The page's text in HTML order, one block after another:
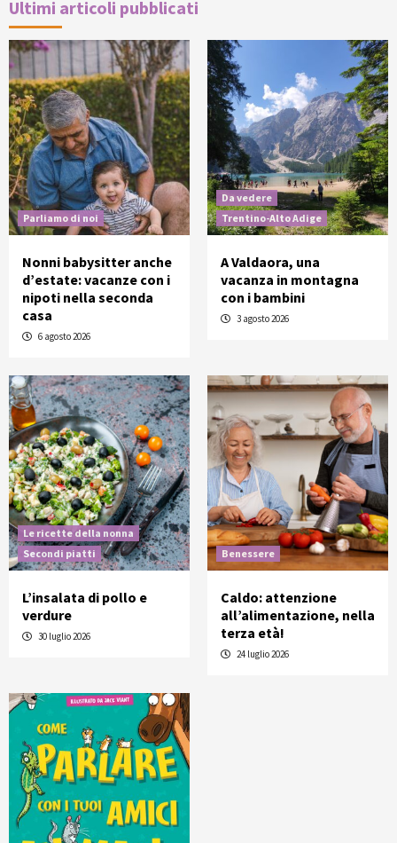
Ultimi articoli pubblicati
Parliamo di noi
Nonni babysitter anche
d’estate: vacanze con i
nipoti nella seconda
casa
6 agosto 2026
Da vedere
Trentino-Alto Adige
A Valdaora, una
vacanza in montagna
con i bambini
3 agosto 2026
Le ricette della nonna
Secondi piatti
L’insalata di pollo e
verdure
30 luglio 2026
Benessere
Caldo: attenzione
all’alimentazione, nella
terza età!
24 luglio 2026